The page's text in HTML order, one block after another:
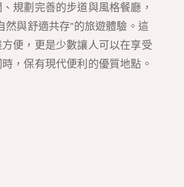
規劃完善的步道與風格餐廳，
然與舒適共存”的旅遊體驗。這
便，更是少數讓人可以在享受
，保有現代便利的優質地點。